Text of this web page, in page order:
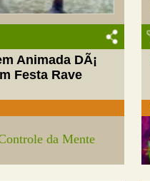
Animada DÃ¡
Festa Rave
da Mente